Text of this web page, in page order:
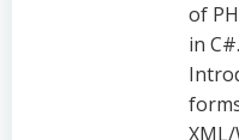
of
in